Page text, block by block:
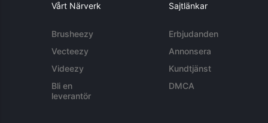
Vårt Närverk
Brusheezy
Vecteezy
Videezy
Bli en
leverantör
Sajtlänkar
Erbjudanden
Annonsera
Kundtjänst
DMCA